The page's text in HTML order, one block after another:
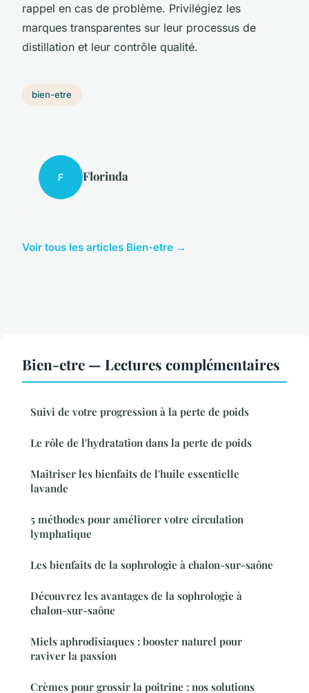
rappel en cas de problème. Privilégiez les
marques transparentes sur leur processus de
distillation et leur contrôle qualité.
bien-etre
F Florinda
Voir tous les articles Bien-etre →
Bien-etre — Lectures complémentaires
Suivi de votre progression à la perte de poids
Le rôle de l'hydratation dans la perte de poids
Maîtriser les bienfaits de l'huile essentielle
lavande
5 méthodes pour améliorer votre circulation
lymphatique
Les bienfaits de la sophrologie à chalon-sur-saône
Découvrez les avantages de la sophrologie à
chalon-sur-saône
Miels aphrodisiaques : booster naturel pour
raviver la passion
Crèmes pour grossir la poitrine : nos solutions